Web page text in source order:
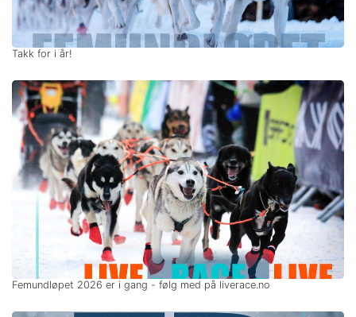
Takk for i år!
Femundløpet 2026 er i gang - følg med på liverace.no